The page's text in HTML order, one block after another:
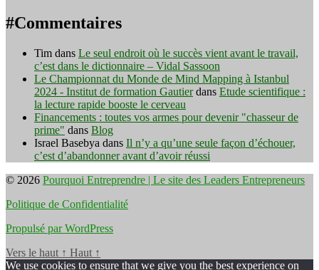
#Commentaires
Tim dans Le seul endroit où le succès vient avant le travail,
c’est dans le dictionnaire – Vidal Sassoon
Le Championnat du Monde de Mind Mapping à Istanbul
2024 - Institut de formation Gautierdans Etude scientifique :
la lecture rapide booste le cerveau
Financements : toutes vos armes pour devenir "chasseur de
prime" dans Blog
Israel Basebya dans Il n’y a qu’une seule façon d’échouer,
c’est d’abandonner avant d’avoir réussi
© 2026 Pourquoi Entreprendre | Le site des Leaders Entrepreneurs
Politique de Confidentialité
Propulsé par WordPress
Vers le haut ↑ Haut ↑
We use cookies to ensure that we give you the best experience on